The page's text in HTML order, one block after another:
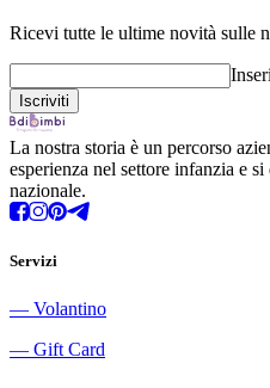
Ricevi tutte le ultime novità sulle
La nostra storia è un percorso
esperienza nel settore infanzia e
nazionale.
Servizi
― Volantino
― Gift Card